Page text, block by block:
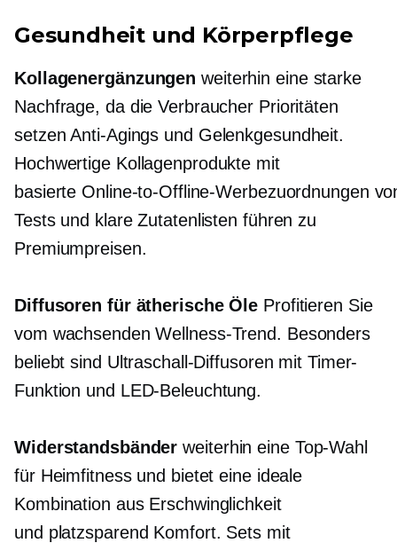
Gesundheit und Körperpflege
Kollagenergänzungen weiterhin eine starke
Nachfrage, da die Verbraucher Prioritäten
setzenAnti-Agings und Gelenkgesundheit.
Hochwertige Kollagenprodukte mit
basierte Online-to-Offline-Werbezuordnungen
Tests und klare Zutatenlisten führen zu
Premiumpreisen.
Diffusoren für ätherische Öle Profitieren Sie
vom wachsenden Wellness-Trend. Besonders
beliebt sind Ultraschall-Diffusoren mit Timer-
Funktion und LED-Beleuchtung.
Widerstandsbänder weiterhin eine Top-Wahl
für Heimfitness und bietet eine ideale
Kombination aus Erschwinglichkeit
und platzsparend Komfort. Sets mit